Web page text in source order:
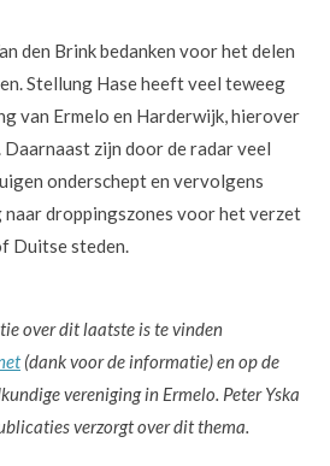
den Brink bedanken voor het delen
Stellung Hase heeft veel teweeg
van Ermelo en Harderwijk, hierover
zijn door de radar veel
onderschept en vervolgens
naar droppingszones voor het verzet
Duitse steden.
over dit laatste is te vinden
(dank voor de informatie) en op de
vereniging in Ermelo. Peter Yska
verzorgt over dit thema.